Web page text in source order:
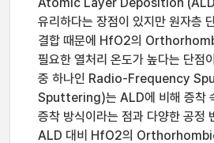
유리하다는 장점이 있지만 원자층
결합 때문에 HfO2의
필요한 열처리 온도가 높다는 단점
중 하나인 Radio-Frequency
Sputtering)는 ALD에 비해 증착
증착 방식이라는 점과 다양한 공정
ALD 대비 HfO2의